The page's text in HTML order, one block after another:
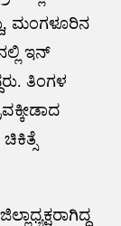
ಮಂಗಳೂರಿನ
ಇನ್
ತಿಂಗಳ